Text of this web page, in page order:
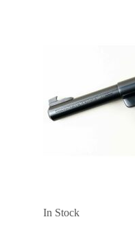
In Stock